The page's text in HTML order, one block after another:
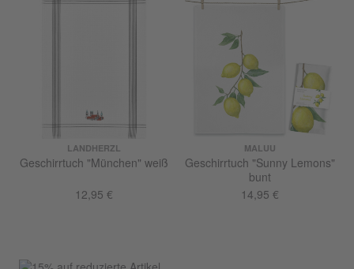
LANDHERZL
Geschirrtuch "München" weiß
12,95 €
MALUU
Geschirrtuch "Sunny Lemons"
bunt
14,95 €